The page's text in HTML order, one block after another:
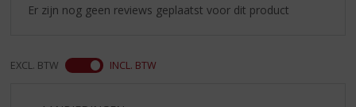
Er zijn nog geen reviews geplaatst voor dit product
EXCL. BTW INCL. BTW